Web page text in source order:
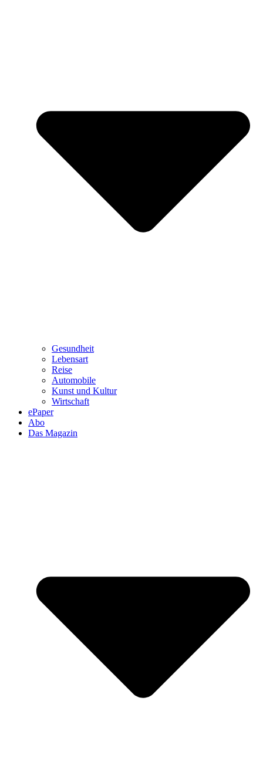
Gesundheit
Lebensart
Reise
Automobile
Kunst und Kultur
Wirtschaft
ePaper
Abo
Das Magazin